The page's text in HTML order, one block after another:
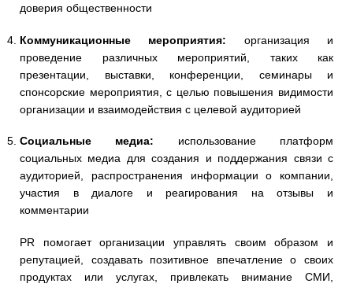
доверия общественности
Коммуникационные мероприятия: организация и
проведение различных мероприятий, таких как
презентации, выставки, конференции, семинары и
спонсорские мероприятия, с целью повышения видимости
организации и взаимодействия с целевой аудиторией
Социальные медиа: использование платформ
социальных медиа для создания и поддержания связи с
аудиторией, распространения информации о компании,
участия в диалоге и реагирования на отзывы и
комментарии
PR помогает организации управлять своим образом и
репутацией, создавать позитивное впечатление о своих
продуктах или услугах, привлекать внимание СМИ,